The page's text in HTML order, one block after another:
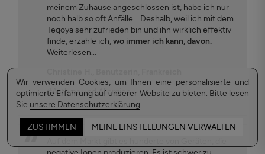
Wir verwenden Cookies, um Ihnen eine personalisierte und
optimierte Erfahrung auf unserer Website zu bieten. Bitte lesen
Sie unsere Datenschutzerklärung.
ZUSTIMMEN MEINE EINSTELLUNGEN VERWALTEN
meinem Zuhause angeschlossen ist, habe ich nur
noch halb so oft Anfälle... Deshalb, weil ich mit dem
Teqoya sehr zufrieden bin und ihn wirklich effektiv
finde, erzähle ich,wo immer ich kann, davon.
Weiterlesen...
#Asthma und Allergien